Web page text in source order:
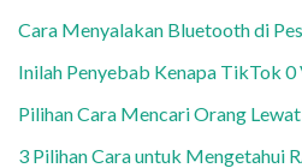
Cara Menyalakan Bluetooth di
Inilah Penyebab Kenapa TikTok
Pilihan Cara Mencari Orang
3 Pilihan Cara untuk Mengetahui